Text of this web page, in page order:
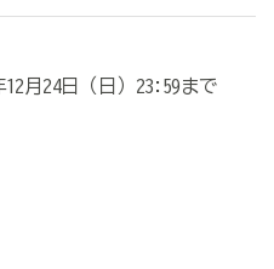
12月24日（日）23:59まで